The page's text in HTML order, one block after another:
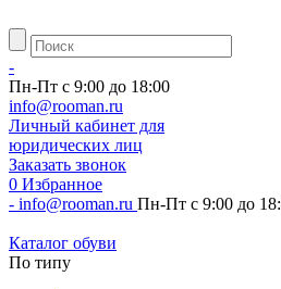
-
Пн-Пт с 9:00 до 18:00
info@rooman.ru
Личный кабинет для
юридических лиц
Заказать звонок
0 Избранное
- info@rooman.ru Пн-Пт с 9:00 до
Каталог обуви
По типу